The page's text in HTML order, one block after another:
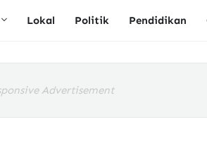
Lokal Politik Pendidikan
Advertisement